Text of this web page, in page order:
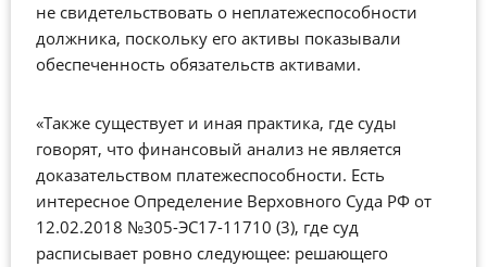
не свидетельствовать о неплатежеспособности
должника, поскольку его активы показывали
обеспеченность обязательств активами.
«Также существует и иная практика, где суды
говорят, что финансовый анализ не является
доказательством платежеспособности. Есть
интересное Определение Верховного Суда РФ от
12.02.2018 №305-ЭС17-11710 (3), где суд
расписывает ровно следующее: решающего